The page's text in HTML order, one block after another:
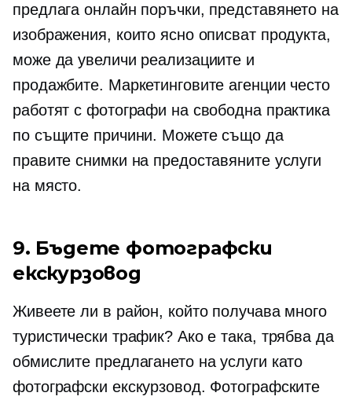
предлага онлайн поръчки, представянето на
изображения, които ясно описват продукта,
може да увеличи реализациите и
продажбите. Маркетинговите агенции често
работят с фотографи на свободна практика
по същите причини. Можете също да
правите снимки на предоставяните услуги
на място.
9. Бъдете фотографски
екскурзовод
Живеете ли в район, който получава много
туристически трафик? Ако е така, трябва да
обмислите предлагането на услуги като
фотографски екскурзовод. Фотографските